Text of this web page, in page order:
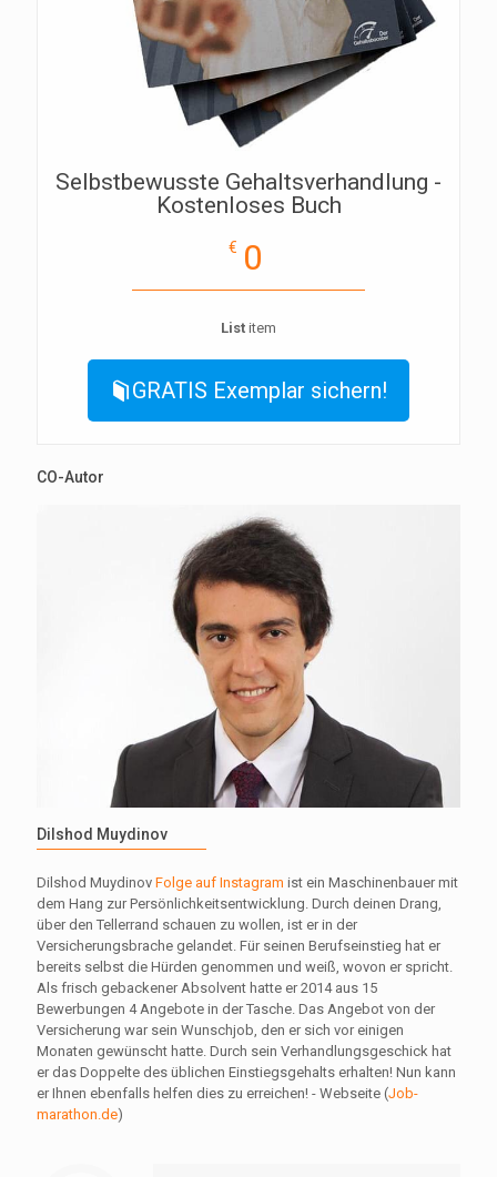
Selbstbewusste Gehaltsverhandlung -
Kostenloses Buch
€ 0
List item
GRATIS Exemplar sichern!
CO-Autor
Dilshod Muydinov
Dilshod Muydinov Folge auf Instagram ist ein Maschinenbauer mit
dem Hang zur Persönlichkeitsentwicklung. ​Durch deinen Drang,
über den Tellerrand schauen zu wollen, ist er in der
Versicherungsbrache gelandet. Für seinen Berufseinstieg hat er
bereits selbst die Hürden genommen und weiß, wovon er spricht.
Als frisch gebackener Absolvent hatte er 2014 aus 15
Bewerbungen 4 Angebote in der Tasche. Das Angebot von der
Versicherung war sein Wunschjob, den er sich vor einigen
Monaten gewünscht hatte. Durch sein Verhandlungsgeschick hat
er das Doppelte des üblichen Einstiegsgehalts erhalten! Nun kann
er Ihnen ebenfalls helfen dies zu erreichen! - Webseite (Job-
marathon.de)